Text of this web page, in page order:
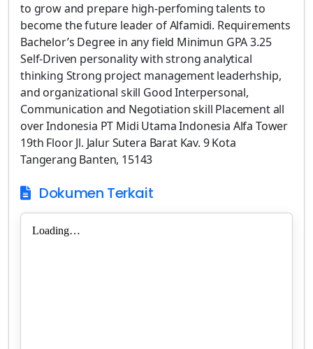
to grow and prepare high-perfoming talents to
become the future leader of Alfamidi. Requirements
Bachelor’s Degree in any field Minimun GPA 3.25
Self-Driven personality with strong analytical
thinking Strong project management leaderhship,
and organizational skill Good Interpersonal,
Communication and Negotiation skill Placement all
over Indonesia PT Midi Utama Indonesia Alfa Tower
19th Floor Jl. Jalur Sutera Barat Kav. 9 Kota
Tangerang Banten, 15143
Dokumen Terkait